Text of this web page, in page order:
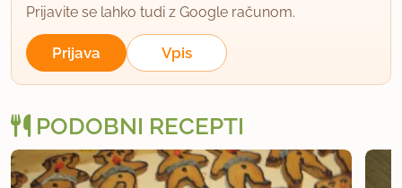
Prijavite se lahko tudi z Google računom.
Prijava Vpis
PODOBNI RECEPTI